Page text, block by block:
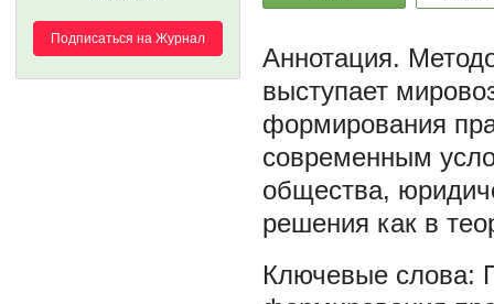
Подписаться на Журнал
выступает
формирования
современным
общества,
решения как в